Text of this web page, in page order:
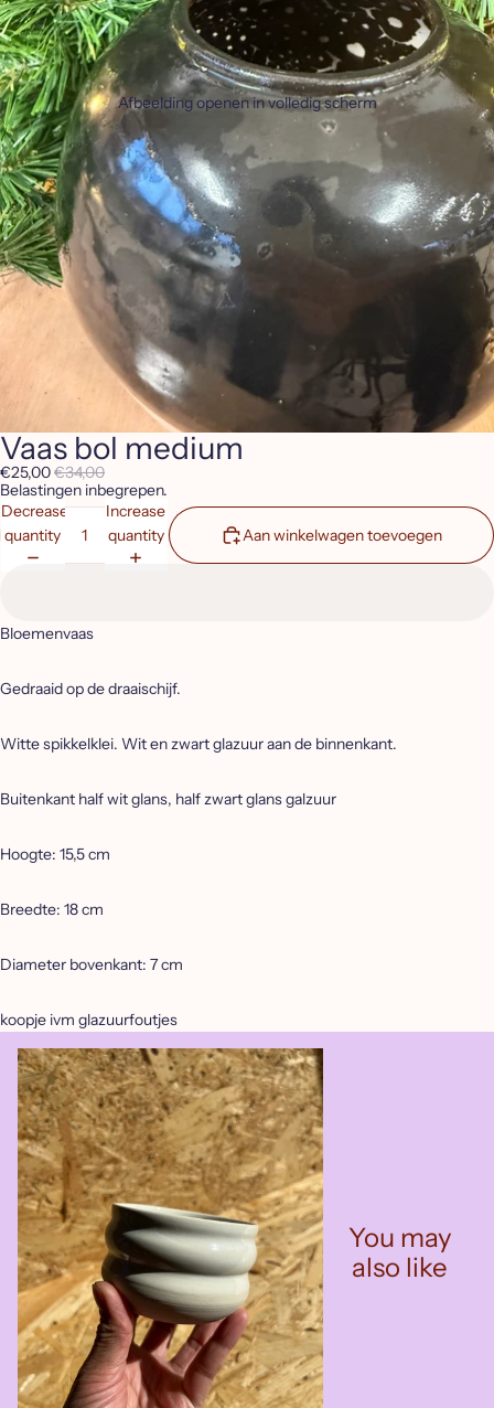
Vaas bol medium
€25,00€34,00
Belastingen inbegrepen.
Decrease
quantity
Increase
quantity
Aan winkelwagen toevoegen
Bloemenvaas
Gedraaid op de draaischijf.
Witte spikkelklei. Wit en zwart glazuur aan de binnenkant.
Buitenkant half wit glans, half zwart glans galzuur
Hoogte: 15,5 cm
Breedte: 18 cm
Diameter bovenkant: 7 cm
koopje ivm glazuurfoutjes
Afbeelding openen in volledig scherm
You may
also like